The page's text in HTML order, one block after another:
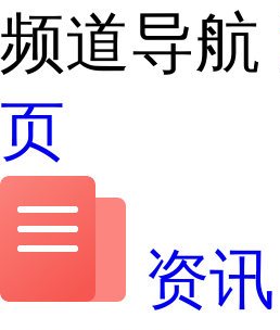
频道导航
页
资讯